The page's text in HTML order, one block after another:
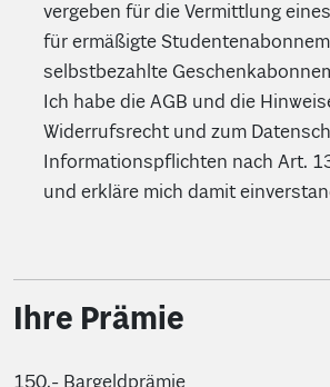
vergeben für die Vermittlung
für ermäßigte
selbstbezahlte
Ich habe die AGB und die
Widerrufsrecht und zum
Informationspflichten nach Art.
und erkläre mich damit
Ihre Prämie